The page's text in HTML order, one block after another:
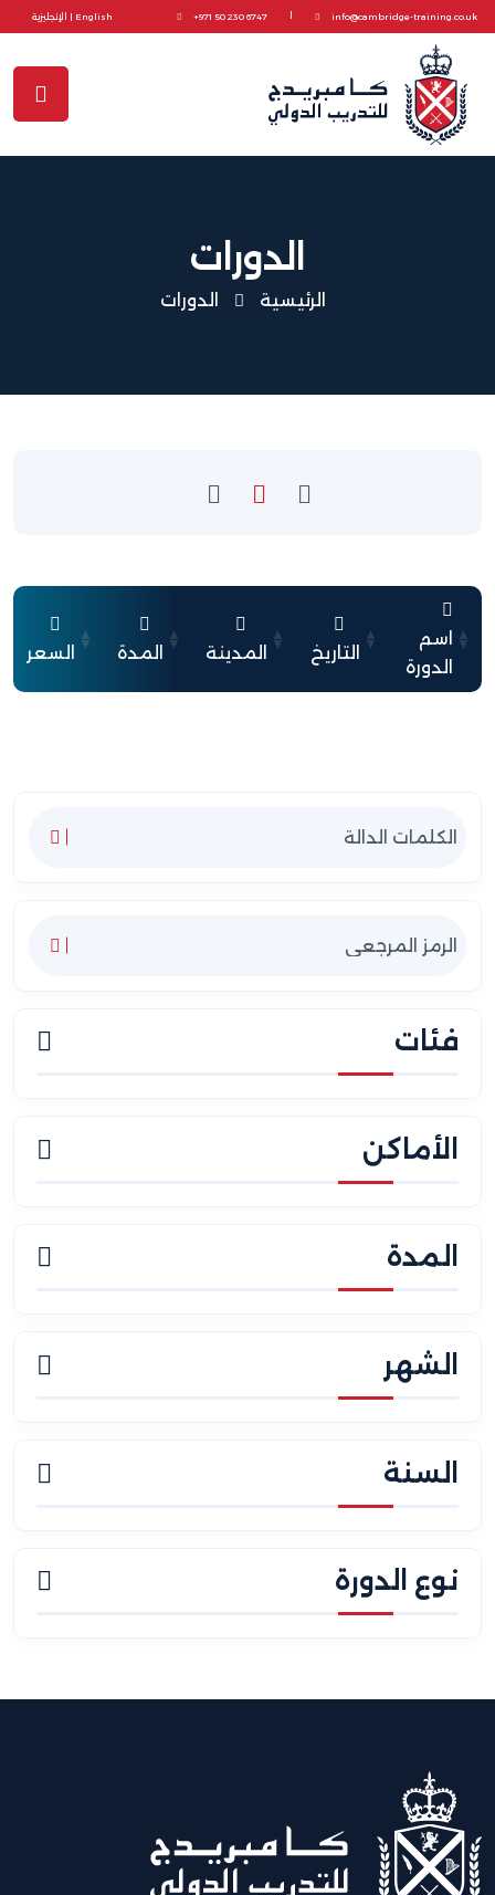
+971 50 230 6747 | info@cambridge-training.co.uk English | الإنجليزية
الدورات
الرئيسية الدورات
اسم
الدورة
التاريخ المدينة المدة السعر
فئات
الأماكن
المدة
الشهر
السنة
نوع الدورة